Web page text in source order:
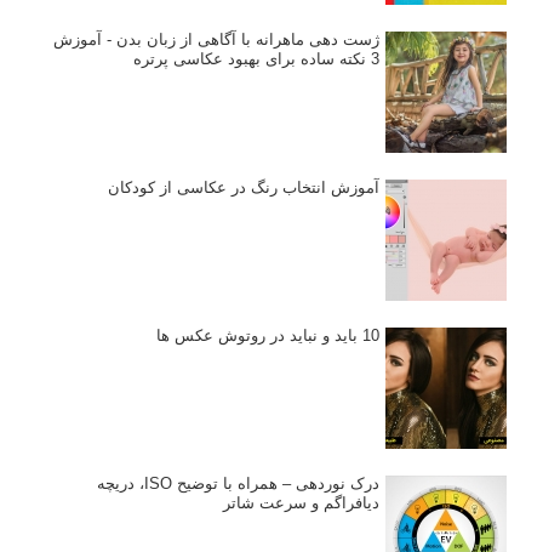
ژست دهی ماهرانه با آگاهی از زبان بدن - آموزش
3 نکته ساده برای بهبود عکاسی پرتره
آموزش انتخاب رنگ در عکاسی از کودکان
10 باید و نباید در روتوش عکس ها
درک نوردهی – همراه با توضیح ISO، دریچه
دیافراگم و سرعت شاتر